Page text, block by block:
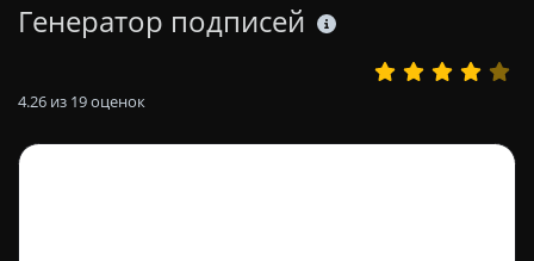
Генератор подписей
4.26 из 19оценок